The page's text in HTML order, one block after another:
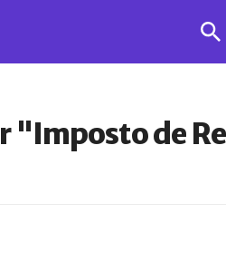
"Imposto de